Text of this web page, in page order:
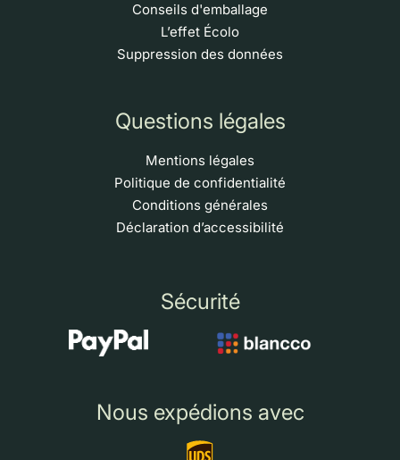
Conseils d'emballage
L’effet Écolo
Suppression des données
Questions légales
Mentions légales
Politique de confidentialité
Conditions générales
Déclaration d’accessibilité
Sécurité
Nous expédions avec